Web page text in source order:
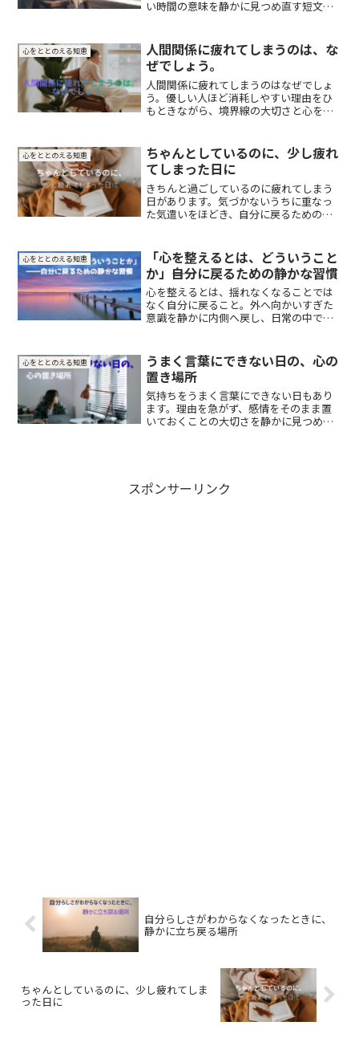
い時間の意味を静かに見つめ直す短文で
心をととのえる知恵
人間関係に疲れてしまうのは、な
ぜでしょう。
人間関係に疲れてしまうのはなぜでしょ
う。優しい人ほど消耗しやすい理由をひ
もときながら、境界線の大切さと心を守
心をととのえる知恵
ちゃんとしているのに、少し疲れ
てしまった日に
きちんと過ごしているのに疲れてしまう
日があります。気づかないうちに重なっ
た気遣いをほどき、自分に戻るための静
心をととのえる知恵
「心を整えるとは、どういうこと
か」――自分に戻るための静かな習慣
心を整えるとは、揺れなくなることでは
なく自分に戻ること。外へ向かいすぎた
意識を静かに内側へ戻し、日常の中で心
心をととのえる知恵
うまく言葉にできない日の、心の
置き場所
気持ちをうまく言葉にできない日もあり
ます。理由を急がず、感情をそのまま置
いておくことの大切さを静かに見つめる
スポンサーリンク
自分らしさがわからなくなったときに、
静かに立ち戻る場所
ちゃんとしているのに、少し疲れてしま
った日に